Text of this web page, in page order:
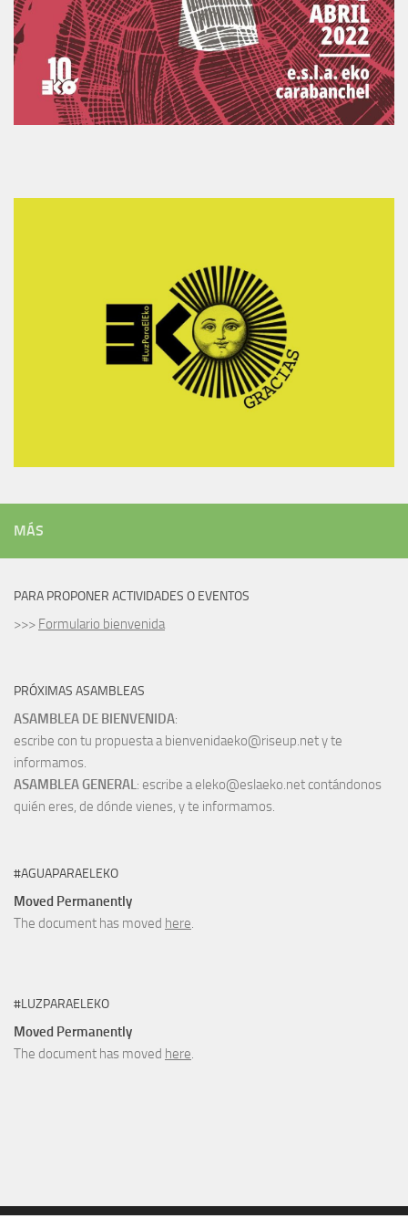
MÁS
PARA PROPONER ACTIVIDADES O EVENTOS
>>> Formulario bienvenida
PRÓXIMAS ASAMBLEAS
ASAMBLEA DE BIENVENIDA:
escribe con tu propuesta a bienvenidaeko@riseup.net y te
informamos.
ASAMBLEA GENERAL: escribe a eleko@eslaeko.net contándonos
quién eres, de dónde vienes, y te informamos.
#AGUAPARAELEKO
Moved Permanently
The document has moved here.
#LUZPARAELEKO
Moved Permanently
The document has moved here.